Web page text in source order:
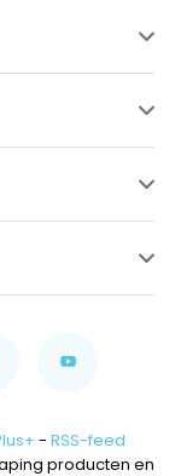
- RSS-feed
producten en